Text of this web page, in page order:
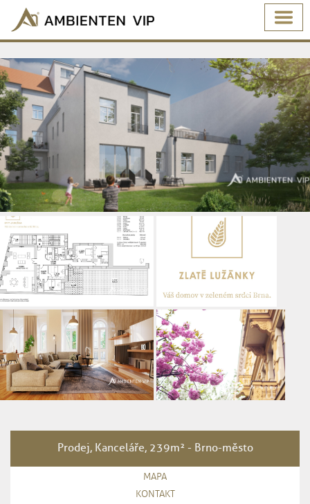
Prodej, Kanceláře, 239m² - Brno-město
MAPA
KONTAKT